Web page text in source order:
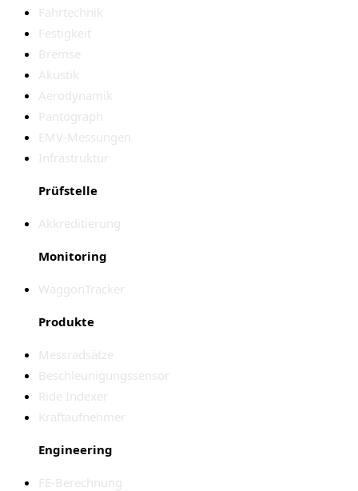
Fahrtechnik
Festigkeit
Bremse
Akustik
Aerodynamik
Pantograph
EMV-Messungen
Infrastruktur
Prüfstelle
Akkreditierung
Monitoring
WaggonTracker
Produkte
Messradsätze
Beschleunigungssensor
Ride Indexer
Kraftaufnehmer
Engineering
FE-Berechnung